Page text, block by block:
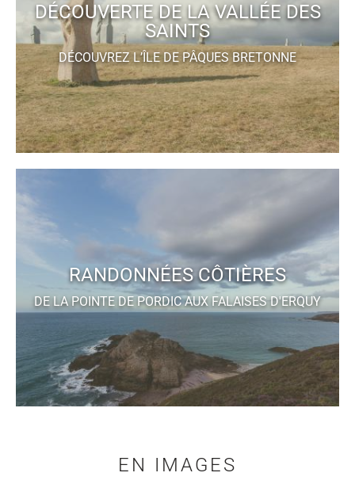
DÉCOUVERTE DE LA VALLÉE DES
SAINTS
DÉCOUVREZ L’ÎLE DE PÂQUES BRETONNE
RANDONNÉES CÔTIÈRES
DE LA POINTE DE PORDIC AUX FALAISES D'ERQUY
EN IMAGES